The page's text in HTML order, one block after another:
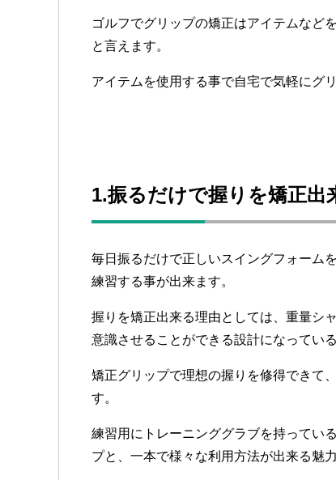
ゴルフでグリップの矯正はアイテムなど
と言えます。
アイテムを使用する事で自宅で気軽にグ
1.振るだけで握りを矯正出
毎日振るだけで正しいスイングフォーム
練習する事が出来ます。
握りを矯正出来る理由としては、重量シ
意識させることができる設計になってい
矯正グリップで理想の握りを修得できて
す。
練習用にトレーニンググラブを持ってい
プと、一本で様々な利用方法が出来る魅